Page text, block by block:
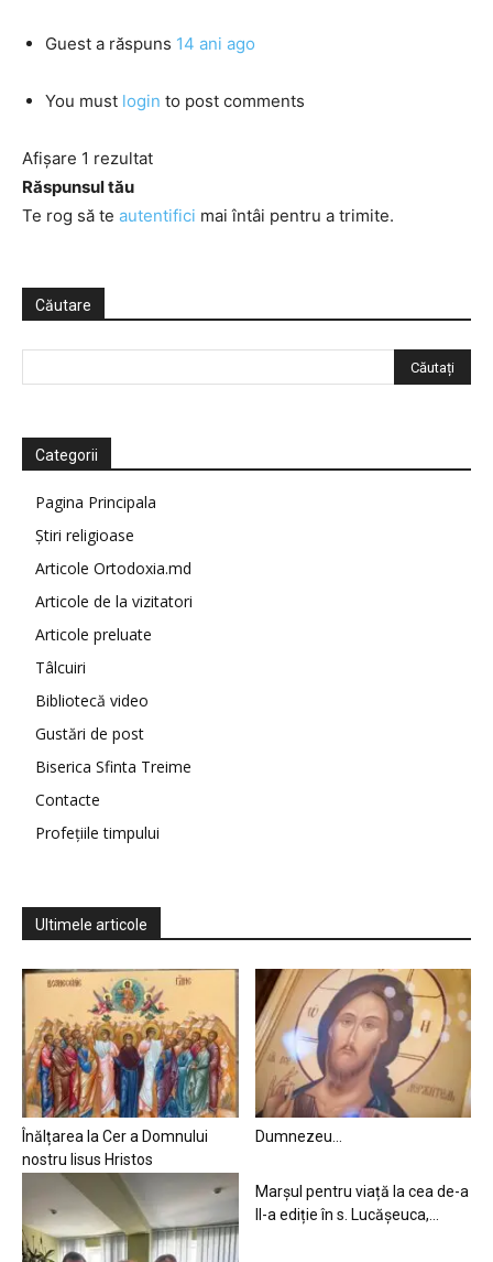
Guest a răspuns 14 ani ago
You must login to post comments
Afișare 1 rezultat
Răspunsul tău
Te rog să te autentifici mai întâi pentru a trimite.
Căutare
Categorii
Pagina Principala
Știri religioase
Articole Ortodoxia.md
Articole de la vizitatori
Articole preluate
Tâlcuiri
Bibliotecă video
Gustări de post
Biserica Sfinta Treime
Contacte
Profețiile timpului
Ultimele articole
Înălțarea la Cer a Domnului
nostru Iisus Hristos
Dumnezeu…
Marșul pentru viață la cea de-a
II-a ediție în s. Lucășeuca,...